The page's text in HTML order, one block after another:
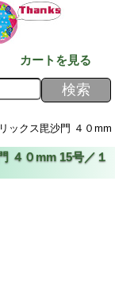
カートを見る
ックス毘沙門 ４０mm